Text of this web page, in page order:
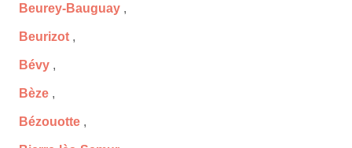
Beurey-Bauguay ,
Beurizot ,
Bévy ,
Bèze ,
Bézouotte ,